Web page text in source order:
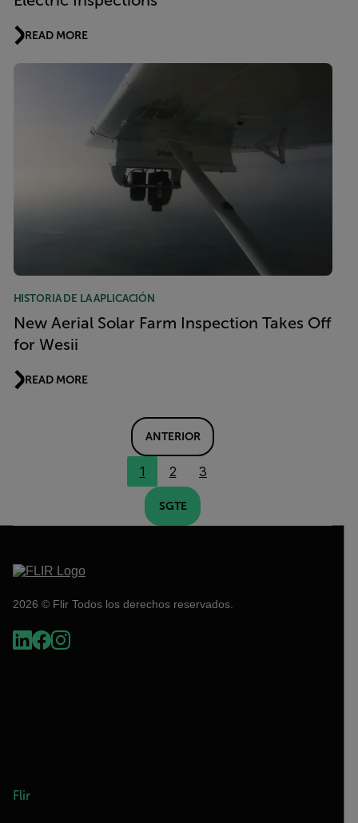
READ MORE
HISTORIA DE LA APLICACIÓN
New Aerial Solar Farm Inspection Takes Off
for Wesii
READ MORE
ANTERIOR
1 2 3
SGTE
2026 © Flir Todos los derechos reservados.
Flir